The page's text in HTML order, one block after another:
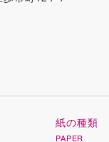
紙の種類
PAPER